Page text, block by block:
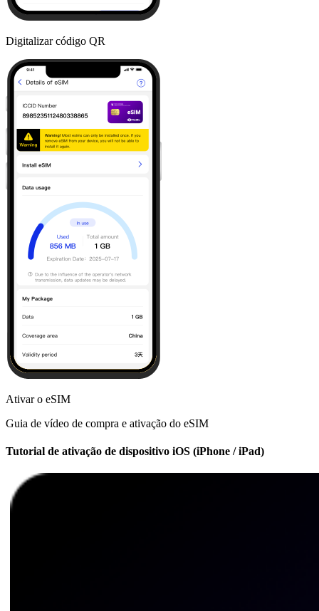
Digitalizar código QR
Ativar o eSIM
Guia de vídeo de compra e ativação do eSIM
Tutorial de ativação de dispositivo iOS (iPhone / iPad)